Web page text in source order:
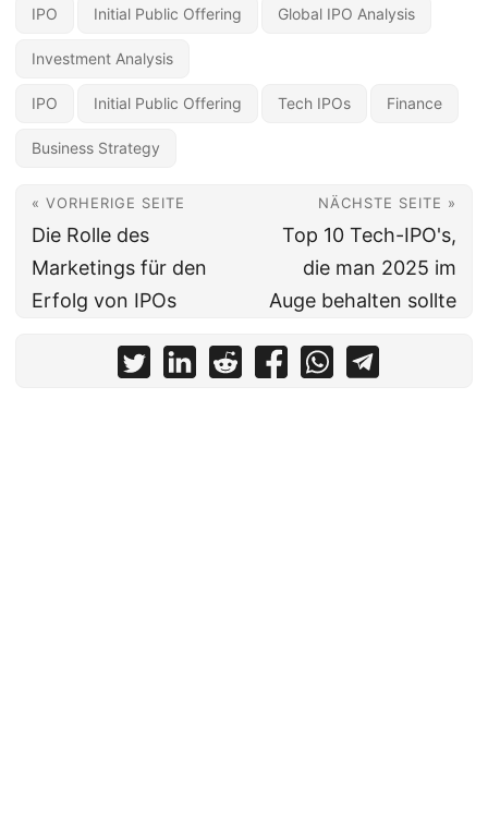
IPO Initial Public Offering Global IPO Analysis
Investment Analysis
IPO Initial Public Offering Tech IPOs Finance
Business Strategy
« VORHERIGE SEITE
Die Rolle des
Marketings für den
Erfolg von IPOs
NÄCHSTE SEITE »
Top 10 Tech-IPO's,
die man 2025 im
Auge behalten sollte